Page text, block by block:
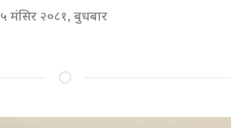
५ मंसिर २०८१, बुधबार